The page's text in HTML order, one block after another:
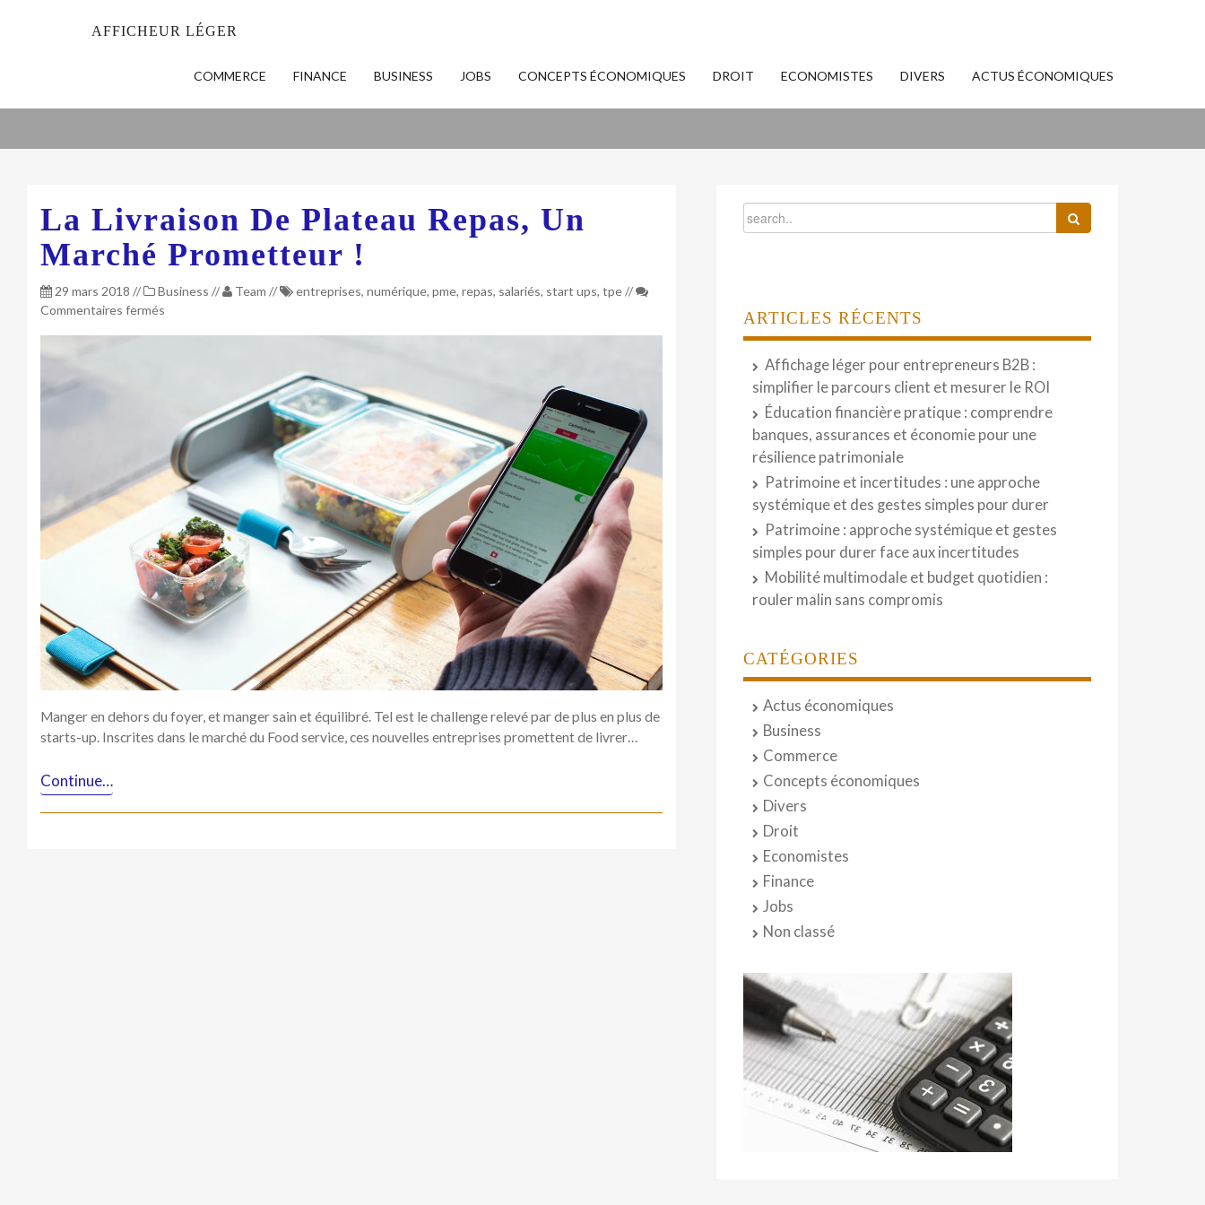
AFFICHEUR LÉGER
COMMERCE FINANCE BUSINESS JOBS CONCEPTS ÉCONOMIQUES DROIT ECONOMISTES DIVERS ACTUS ÉCONOMIQUES
La Livraison De Plateau Repas, Un
Marché Prometteur !
29 mars 2018 // Business // Team // entreprises, numérique, pme, repas, salariés, start ups, tpe//
Commentaires fermés
marché
prometteur
Manger en dehors du foyer, et manger sain et équilibré. Tel est le challenge relevé par de plus en plus de
starts-up. Inscrites dans le marché du Food service, ces nouvelles entreprises promettent de livrer…
Continue…
ARTICLES RÉCENTS
Affichage léger pour entrepreneurs B2B :
simplifier le parcours client et mesurer le ROI
Éducation financière pratique : comprendre
banques, assurances et économie pour une
résilience patrimoniale
Patrimoine et incertitudes : une approche
systémique et des gestes simples pour durer
Patrimoine : approche systémique et gestes
simples pour durer face aux incertitudes
Mobilité multimodale et budget quotidien :
rouler malin sans compromis
CATÉGORIES
Actus économiques
Business
Commerce
Concepts économiques
Divers
Droit
Economistes
Finance
Jobs
Non classé